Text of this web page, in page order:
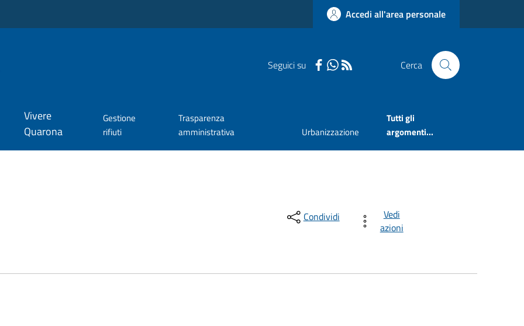
Accedi all'area personale
Seguici su Cerca
Vivere
Quarona
Gestione
rifiuti
Trasparenza
amministrativa
Urbanizzazione
Tutti gli
argomenti...
Condividi
Vedi
azioni